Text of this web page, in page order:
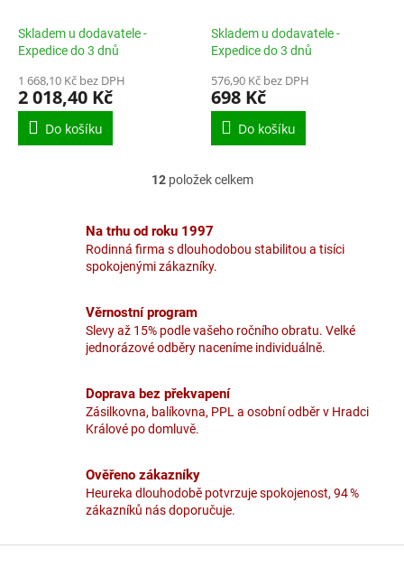
Skladem u dodavatele -
Expedice do 3 dnů
1 668,10 Kč bez DPH
2 018,40 Kč
Do košíku
cm
Skladem u dodavatele -
Expedice do 3 dnů
576,90 Kč bez DPH
698 Kč
Do košíku
O
l
á
d
a
p
r
v
y
v
u
12položek celkem
Na trhu od roku 1997
Rodinná firma s dlouhodobou stabilitou a tisíci
spokojenými zákazníky.
Věrnostní program
Slevy až 15% podle vašeho ročního obratu. Velké
jednorázové odběry naceníme individuálně.
Doprava bez překvapení
Zásilkovna, balíkovna, PPL a osobní odběr v Hradci
Králové po domluvě.
Ověřeno zákazníky
Heureka dlouhodobě potvrzuje spokojenost, 94 %
zákazníků nás doporučuje.
Z